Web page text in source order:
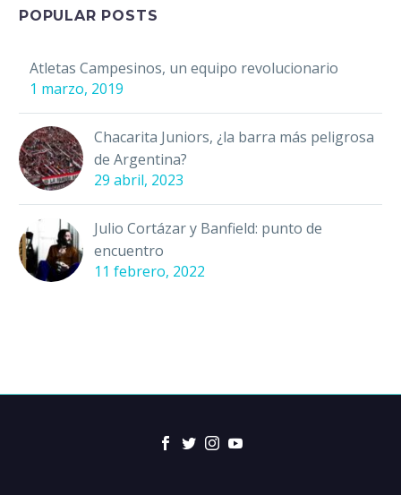
prefirió…
POPULAR POSTS
Atletas Campesinos, un equipo revolucionario
1 marzo, 2019
Chacarita Juniors, ¿la barra más peligrosa
de Argentina?
29 abril, 2023
Julio Cortázar y Banfield: punto de
encuentro
11 febrero, 2022